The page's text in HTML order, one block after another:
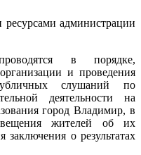
ресурсами администрации
в порядке,
и проведения
слушаний по
деятельности на
город Владимир, в
жителей об их
о результатах